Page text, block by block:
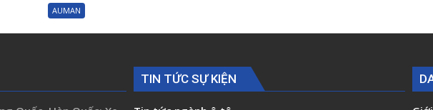
Auman
H0610151002A0
Auman
C3400
H0610151001A0
AUMAN
TIN TỨC SỰ KIỆN